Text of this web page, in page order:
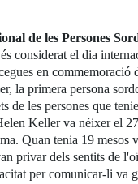
de les Persones
considerat el dia
en commemoració
la primera persona
de les persones que
Keller va néixer el
Quan tenia 19 mesos
privar dels sentits de
per comunicar-li va